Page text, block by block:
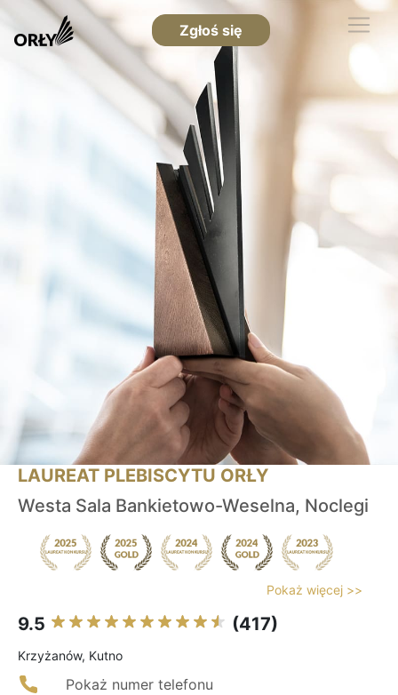
Zgłoś się
LAUREAT PLEBISCYTU ORŁY
Westa Sala Bankietowo-Weselna, Noclegi
Pokaż więcej >>
9.5 (417)
Krzyżanów, Kutno
Pokaż numer telefonu